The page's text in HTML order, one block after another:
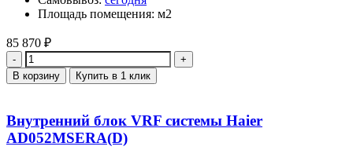
Площадь помещения: м2
85 870 ₽
Количество
В корзину Купить в 1 клик
Внутренний блок VRF системы Haier
AD052MSERA(D)